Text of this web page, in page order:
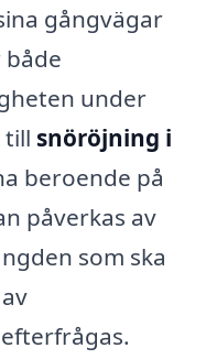
gångvägar
under
till snöröjning i
beroende på
påverkas av
som ska